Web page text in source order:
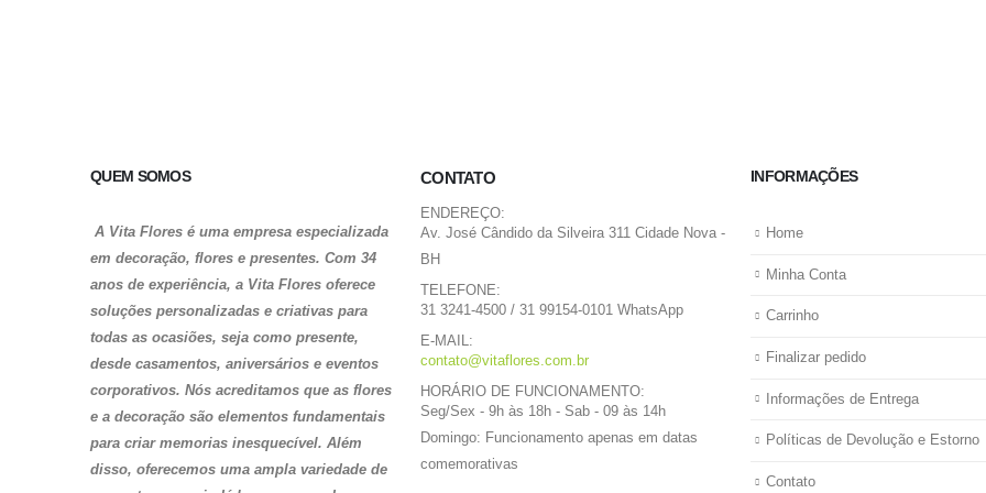
QUEM SOMOS
A Vita Flores é uma empresa especializada
em decoração, flores e presentes. Com 34
anos de experiência, a Vita Flores oferece
soluções personalizadas e criativas para
todas as ocasiões, seja como presente,
desde casamentos, aniversários e eventos
corporativos. Nós acreditamos que as flores
e a decoração são elementos fundamentais
para criar memorias inesquecível. Além
disso, oferecemos uma ampla variedade de
CONTATO
ENDEREÇO:
Av. José Cândido da Silveira 311 Cidade Nova -
BH
TELEFONE:
31 3241-4500 / 31 99154-0101 WhatsApp
E-MAIL:
contato@vitaflores.com.br
HORÁRIO DE FUNCIONAMENTO:
Seg/Sex - 9h às 18h - Sab - 09 às 14h
Domingo: Funcionamento apenas em datas
comemorativas
INFORMAÇÕES
Home
Minha Conta
Carrinho
Finalizar pedido
Informações de Entrega
Políticas de Devolução e Estorno
Contato